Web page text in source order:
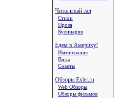
Читальный зал
Стихи
Проза
Кулинария
Едем в Америку!
Иммиграция
Визы
Советы
Обзоры Exler.ru
Web Обзоры
Обзоры фильмов